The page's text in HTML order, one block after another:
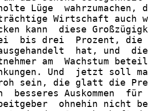
Lüge  wahrzumachen,
Wirtschaft auch
kann  diese
bis drei  Prozent,
hat, und
am  Wachstum
Und  jetzt soll
sein, die glatt die
besseres Auskommen
ohnehin nicht